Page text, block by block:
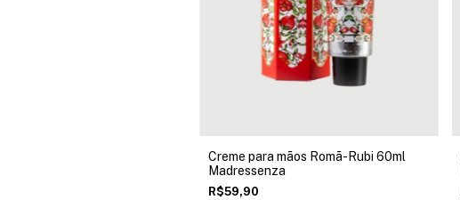
Creme para mãos Romã-Rubi 60ml
Madressenza
R$59,90